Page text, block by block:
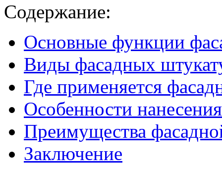
Содержание:
Основные функции
Виды фасадных
Где применяется
Особенности нанесения
Преимущества
Заключение